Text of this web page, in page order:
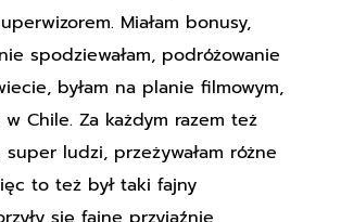
Miałam bonusy,
spodziewałam, podróżowanie
byłam na planie filmowym,
Chile. Za każdym razem też
super ludzi, przeżywałam różne
to też był taki fajny